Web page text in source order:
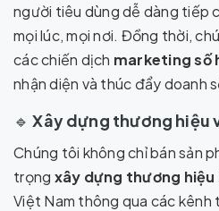
người tiêu dùng dễ dàng tiếp
mọi lúc, mọi nơi. Đồng thời,
các chiến dịch marketing số
nhận diện và thúc đẩy doanh
🔹Xây dựng thương hiệu
Chúng tôi không chỉ bán sản
trọng xây dựng thương hiệu
Việt Nam thông qua các